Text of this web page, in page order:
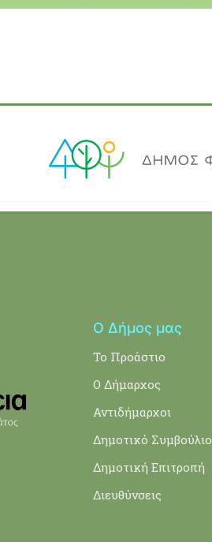
Ο Δήμος μας
Το Προάστιο
Ο Δήμαρχος
Αντιδήμαρχοι
Δημοτικό Συμβούλιο
Δημοτική Επιτροπή
Διευθύνσεις